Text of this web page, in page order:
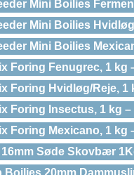
Mini Boilies
Mini Boilies
Mini Boilies
Foring Fenugrec, 1 kg
Foring Hvidløg/Reje, 1
Foring Insectus, 1 kg –
Foring Mexicano, 1 kg
Søde Skovbær
Boilies 20mm